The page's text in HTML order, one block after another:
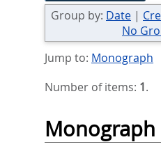
Group by: Date |
No
Jump to: Monograph
Number of items: 1.
Monograph